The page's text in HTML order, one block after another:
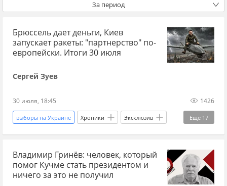
За период
Брюссель дает деньги, Киев
запускает ракеты: "партнерство" по-
европейски. Итоги 30 июля
Сергей Зуев
30 июля, 18:45 1426
Еще 17
выборы на Украине Хроники Эксклюзив
военная хроника на Украине Главные новости
Новости Россия Украина Польша
Владимир Зеленский Михаил Федоров
Владимир Гринёв: человек, который
помог Кучме стать президентом и
ничего за это не получил